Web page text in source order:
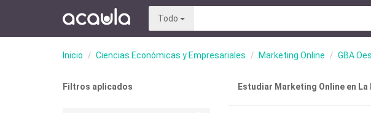
Todo
Inicio Ciencias Económicas y Empresariales Marketing Online GBA
Filtros aplicados Estudiar Marketing Online en La